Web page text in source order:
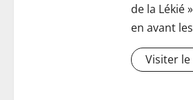
de la Lékié
en avant
Visiter le